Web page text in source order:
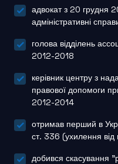
адвокат з 20 грудня
адміністративні
голова відділень
2012-2018
керівник центру з
правової допомоги
2012-2014
отримав перший в
ст. 336 (ухилення від
добився скасування